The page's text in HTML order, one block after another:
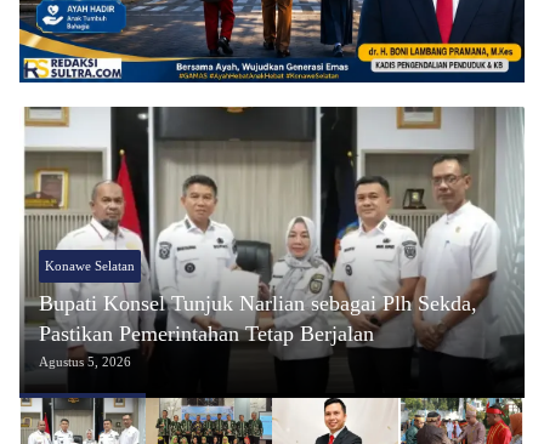
Konawe Selatan
Bupati Konsel Tunjuk Narlian sebagai Plh Sekda,
Pastikan Pemerintahan Tetap Berjalan
Agustus 5, 2026